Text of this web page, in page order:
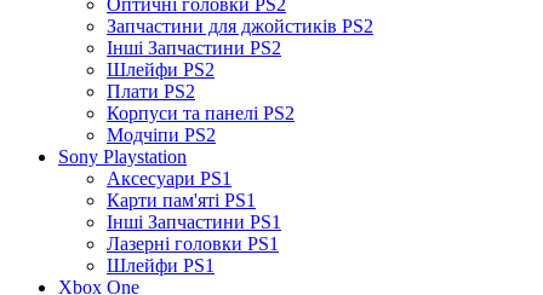
Запчастини для джойстиків PS2
Інші Запчастини PS2
Шлейфи PS2
Плати PS2
Корпуси та панелі PS2
Модчіпи PS2
Sony Playstation
Аксесуари PS1
Карти пам'яті PS1
Інші Запчастини PS1
Лазерні головки PS1
Шлейфи PS1
Xbox One